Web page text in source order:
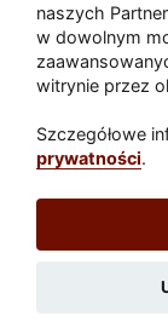
Paliwa
Raport Dodaj raport
Sport
Redakcja
naszych
w dowolnym
witrynie przez
Szczegółowe
prywatności.